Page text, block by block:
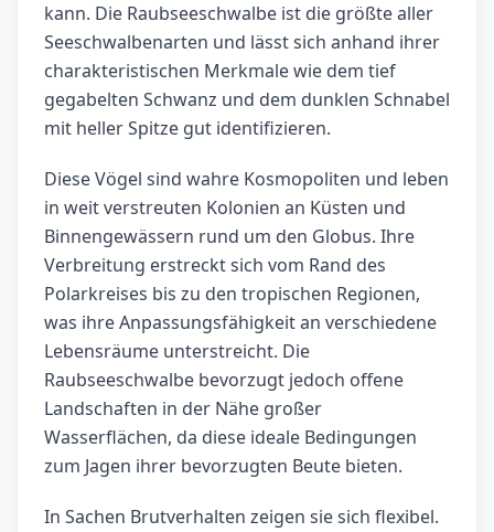
kann. Die Raubseeschwalbe ist die größte aller
Seeschwalbenarten und lässt sich anhand ihrer
charakteristischen Merkmale wie dem tief
gegabelten Schwanz und dem dunklen Schnabel
mit heller Spitze gut identifizieren.
Diese Vögel sind wahre Kosmopoliten und leben
in weit verstreuten Kolonien an Küsten und
Binnengewässern rund um den Globus. Ihre
Verbreitung erstreckt sich vom Rand des
Polarkreises bis zu den tropischen Regionen,
was ihre Anpassungsfähigkeit an verschiedene
Lebensräume unterstreicht. Die
Raubseeschwalbe bevorzugt jedoch offene
Landschaften in der Nähe großer
Wasserflächen, da diese ideale Bedingungen
zum Jagen ihrer bevorzugten Beute bieten.
In Sachen Brutverhalten zeigen sie sich flexibel.